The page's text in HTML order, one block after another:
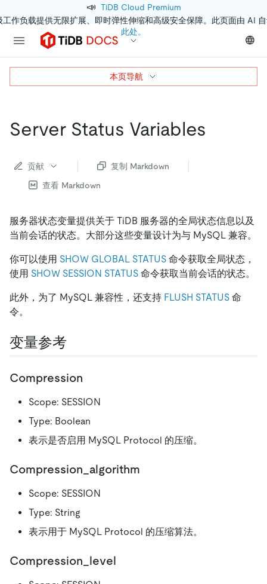
📣 TiDB Cloud Premium
作负载提供无限扩展、即时弹性伸缩和高级安全保障。此页面由 AI
此处。
Server Status Variables
贡献
复制 Markdown
查看 Markdown
服务器状态变量提供关于 TiDB 服务器的全局状态信息以及
当前会话的状态。大部分这些变量设计为与 MySQL 兼容。
你可以使用 SHOW GLOBAL STATUS 命令获取全局状态，
使用 SHOW SESSION STATUS 命令获取当前会话的状态。
此外，为了 MySQL 兼容性，还支持 FLUSH STATUS 命
令。
变量参考
Compression
Scope: SESSION
Type: Boolean
表示是否启用 MySQL Protocol 的压缩。
Compression_algorithm
Scope: SESSION
Type: String
表示用于 MySQL Protocol 的压缩算法。
Compression_level
本页导航